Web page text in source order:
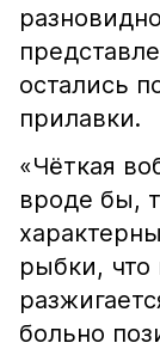
остались
прилавки.
«Чёткая
вроде бы,
рыбки, что
больно